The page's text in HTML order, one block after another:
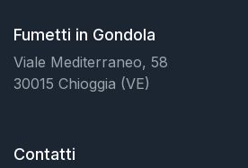
Fumetti in Gondola
Viale Mediterraneo, 58
30015 Chioggia (VE)
Contatti